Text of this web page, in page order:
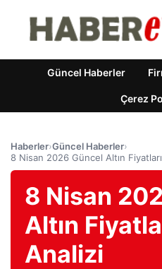
Güncel Haberler
Çerez
Haberler›Güncel Haberler›
8 Nisan 2026 Güncel Altın
8 Nisan
Altın
Analizi